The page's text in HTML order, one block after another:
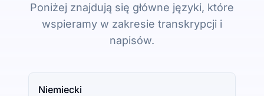
Poniżej znajdują się główne języki, które
wspieramy w zakresie transkrypcji i
napisów.
Niemiecki